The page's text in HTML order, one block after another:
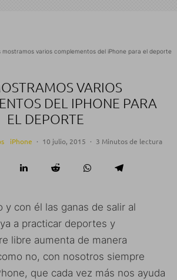
mostramos varios complementos del iPhone para el deporte
VARIOS
DEL IPHONE PARA
EL DEPORTE
iPhone · 10 julio, 2015 · 3 Minutos de lectura
y con él las ganas de salir al
a practicar deportes y
libre aumenta de manera
no, con nosotros siempre
que cada vez más nos ayuda